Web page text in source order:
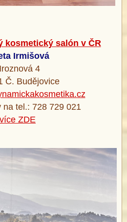
kosmetický salón v ČR
Irmišová
4
Č. Budějovice
na tel.: 728 729 021
více ZDE